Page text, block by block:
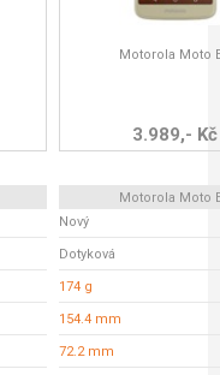
Motorola Moto
3.989,- Kč
Motorola Moto
Nový
Dotyková
174 g
154.4 mm
72.2 mm